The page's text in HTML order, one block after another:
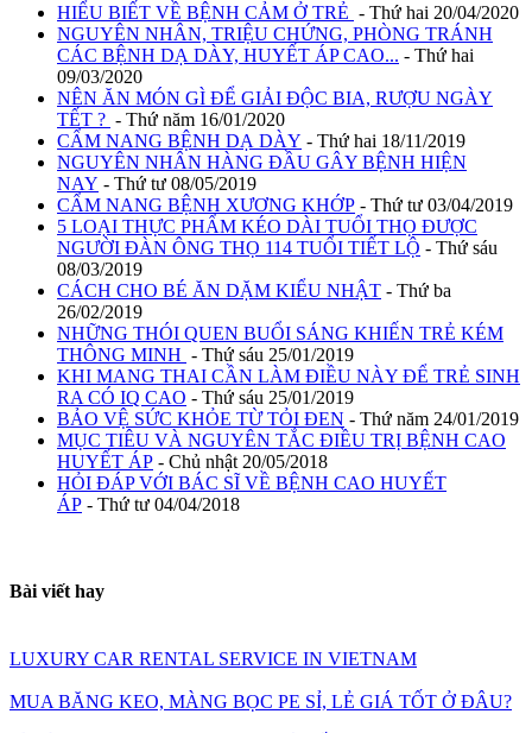
HIỂU BIẾT VỀ BỆNH CẢM Ở TRẺ - Thứ hai 20/04/2020
NGUYÊN NHÂN, TRIỆU CHỨNG, PHÒNG TRÁNH
CÁC BỆNH DẠ DÀY, HUYẾT ÁP CAO... - Thứ hai
09/03/2020
NÊN ĂN MÓN GÌ ĐỂ GIẢI ĐỘC BIA, RƯỢU NGÀY
TẾT ? - Thứ năm 16/01/2020
CẨM NANG BỆNH DẠ DÀY - Thứ hai 18/11/2019
NGUYÊN NHÂN HÀNG ĐẦU GÂY BỆNH HIỆN
NAY - Thứ tư 08/05/2019
CẨM NANG BỆNH XƯƠNG KHỚP - Thứ tư 03/04/2019
5 LOẠI THỰC PHẨM KÉO DÀI TUỔI THỌ ĐƯỢC
NGƯỜI ĐÀN ÔNG THỌ 114 TUỔI TIẾT LỘ - Thứ sáu
08/03/2019
CÁCH CHO BÉ ĂN DẶM KIỂU NHẬT - Thứ ba
26/02/2019
NHỮNG THÓI QUEN BUỔI SÁNG KHIẾN TRẺ KÉM
THÔNG MINH - Thứ sáu 25/01/2019
KHI MANG THAI CẦN LÀM ĐIỀU NÀY ĐỂ TRẺ SINH
RA CÓ IQ CAO - Thứ sáu 25/01/2019
BẢO VỆ SỨC KHỎE TỪ TỎI ĐEN - Thứ năm 24/01/2019
MỤC TIÊU VÀ NGUYÊN TẮC ĐIỀU TRỊ BỆNH CAO
HUYẾT ÁP - Chủ nhật 20/05/2018
HỎI ĐÁP VỚI BÁC SĨ VỀ BỆNH CAO HUYẾT
ÁP - Thứ tư 04/04/2018
Bài viết hay
LUXURY CAR RENTAL SERVICE IN VIETNAM
MUA BĂNG KEO, MÀNG BỌC PE SỈ, LẺ GIÁ TỐT Ở ĐÂU?